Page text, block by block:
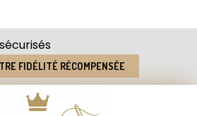
% sécurisés
FIDÉLITÉ RÉCOMPENSÉE